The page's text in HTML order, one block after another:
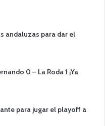
andaluzas para dar el
0 – La Roda 1 ¡Ya
para jugar el playoff a